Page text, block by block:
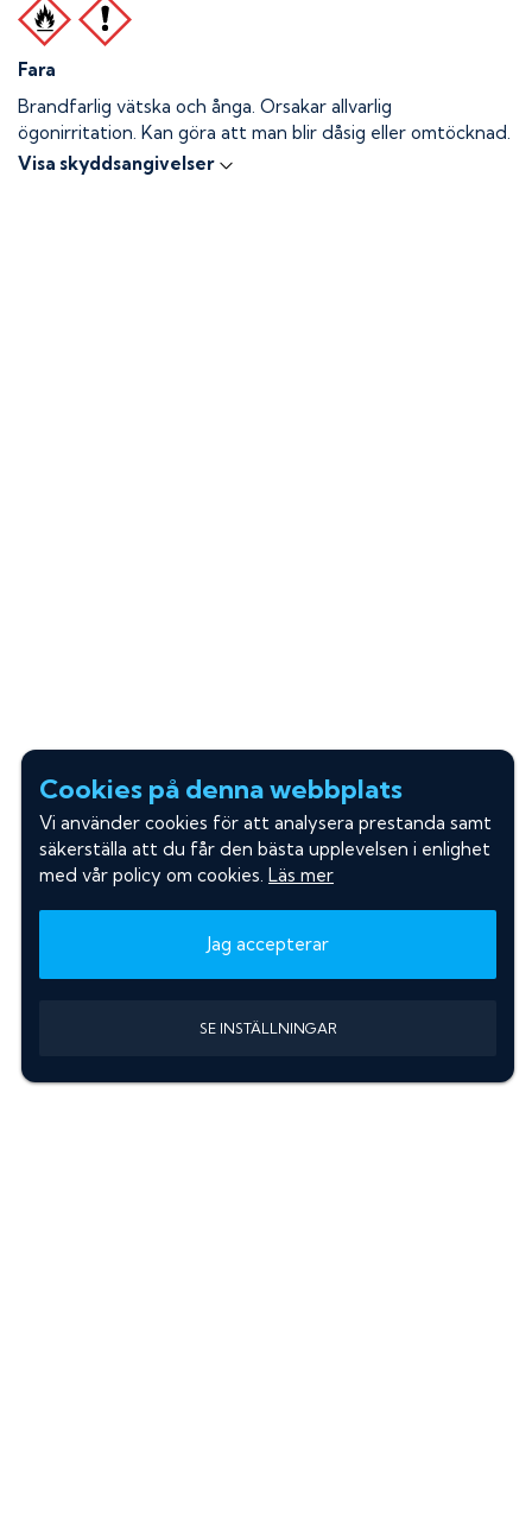
Fara
Brandfarlig vätska och ånga. Orsakar allvarlig
ögonirritation. Kan göra att man blir dåsig eller omtöcknad.
Visa skyddsangivelser
Cookies på denna webbplats
Vi använder cookies för att analysera prestanda samt
säkerställa att du får den bästa upplevelsen i enlighet
med vår policy om cookies. Läs mer
Jag accepterar
SE INSTÄLLNINGAR